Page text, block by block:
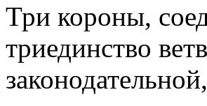
Три короны,
триединство